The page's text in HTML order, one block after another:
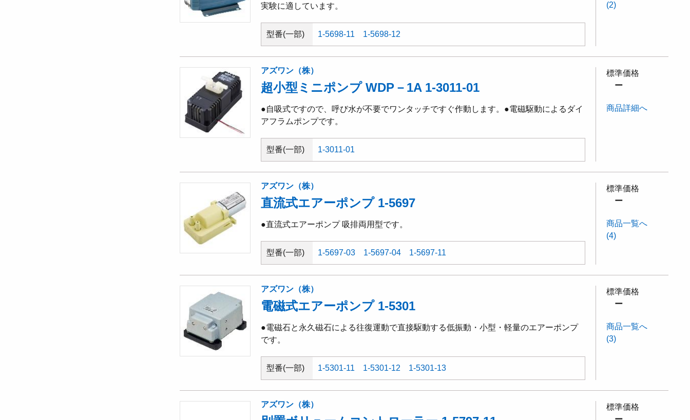
実験に適しています。
型番(一部) 1-5698-11 1-5698-12
(2)
アズワン（株）
超小型ミニポンプ WDP－1A 1-3011-01
●自吸式ですので、呼び水が不要でワンタッチですぐ作動します。●電磁駆動によるダイ
アフラムポンプです。
型番(一部) 1-3011-01
標準価格
ー
商品詳細へ
アズワン（株）
直流式エアーポンプ 1-5697
●直流式エアーポンプ 吸排両用型です。
型番(一部) 1-5697-03 1-5697-04 1-5697-11
標準価格
ー
商品一覧へ
(4)
アズワン（株）
電磁式エアーポンプ 1-5301
●電磁石と永久磁石による往復運動で直接駆動する低振動・小型・軽量のエアーポンプ
です。
型番(一部) 1-5301-11 1-5301-12 1-5301-13
標準価格
ー
商品一覧へ
(3)
アズワン（株）
標準価格